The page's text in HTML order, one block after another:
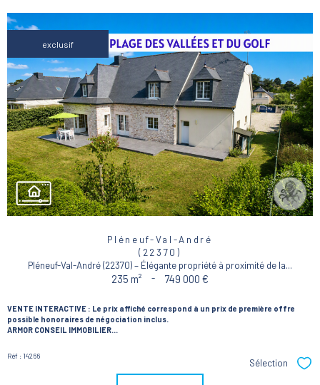
exclusif
Pléneuf-Val-André
(22370)
Pléneuf-Val-André (22370) – Élégante propriété à proximité de la...
235 m² - 749 000 €
VENTE INTERACTIVE : Le prix affiché correspond à un prix de première offre
possible honoraires de négociation inclus.
ARMOR CONSEIL IMMOBILIER...
Réf : 14266
Sélection